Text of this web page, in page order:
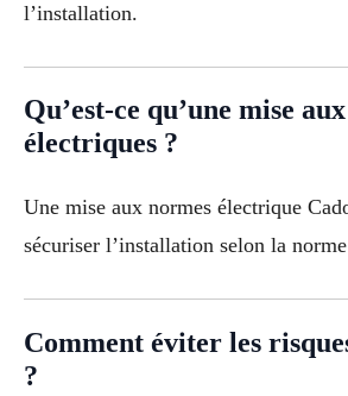
l’installation.
Qu’est-ce qu’une mise
électriques ?
Une mise aux normes électrique
sécuriser l’installation selon la
Comment éviter les
?